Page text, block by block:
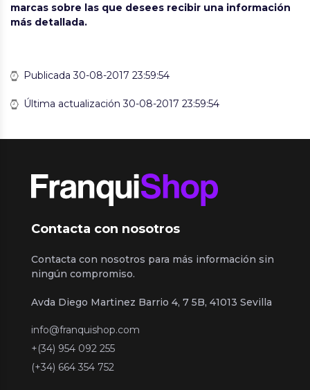
marcas sobre las que desees recibir una información
más detallada.
Publicada 30-08-2017 23:59:54
Última actualización 30-08-2017 23:59:54
Contacta con nosotros
Contacta con nosotros para más información sin
ningún compromiso.
Avda Diego Martinez Barrio 4, 7 5B, 41013 Sevilla
info@franquishop.com
+(34) 954 092 255
(+34) 664 354 752